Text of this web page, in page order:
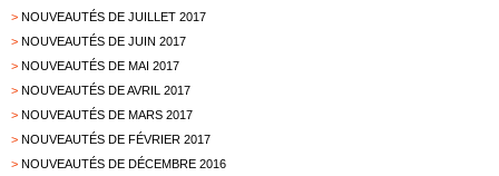
> NOUVEAUTÉS DE JUILLET 2017
> NOUVEAUTÉS DE JUIN 2017
> NOUVEAUTÉS DE MAI 2017
> NOUVEAUTÉS DE AVRIL 2017
> NOUVEAUTÉS DE MARS 2017
> NOUVEAUTÉS DE FÉVRIER 2017
> NOUVEAUTÉS DE DÉCEMBRE 2016